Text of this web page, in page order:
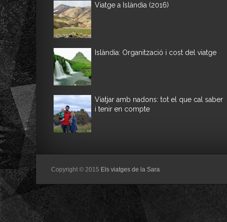
Viatge a Islàndia (2016)
Islàndia: Organització i cost del viatge
Viatjar amb nadons: tot el que cal saber
i tenir en compte
Copyright © 2015 Els viatges de la Sara